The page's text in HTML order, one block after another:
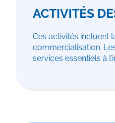
ACTIVITÉS
Ces activités incluent
commercialisation.
services essentiels à